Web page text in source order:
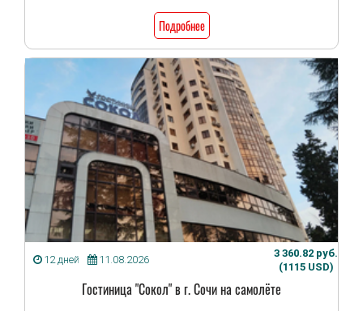
Подробнее
12 дней 11.08.2026
3 360.82 руб.
(1115 USD)
Гостиница "Сокол" в г. Сочи на самолёте